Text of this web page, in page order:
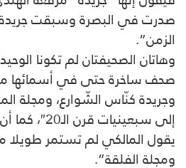
صدرت في البصرة وسبقت جريدة
الزمن”.
وهاتان الصحيفتان لم تكونا
صحف ساخرة حتى في أسمائها
وجريدة كنّاس الشّوارع، ومجلة
إلى سبعينيات
يقول المالكي لم تستمر طويلا
ومجلة الفلقة”.